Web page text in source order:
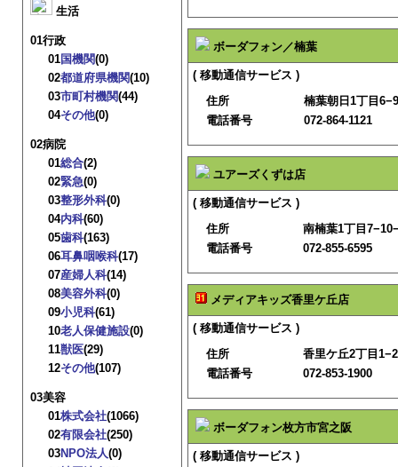
生活
01行政
01国機関(0)
02都道府県機関(10)
03市町村機関(44)
04その他(0)
02病院
01総合(2)
02緊急(0)
03整形外科(0)
04内科(60)
05歯科(163)
06耳鼻咽喉科(17)
07産婦人科(14)
08美容外科(0)
09小児科(61)
10老人保健施設(0)
11獣医(29)
12その他(107)
03美容
01株式会社(1066)
02有限会社(250)
03NPO法人(0)
ボーダフォン／楠葉
( 移動通信サービス )
住所
楠葉朝日1丁目
電話番号
072-864-1121
ユアーズくずは店
( 移動通信サービス )
住所
南楠葉1丁目
電話番号
072-855-6595
メディアキッズ香里ケ丘店
( 移動通信サービス )
住所
香里ケ丘2丁目
電話番号
072-853-1900
ボーダフォン枚方市宮之阪
( 移動通信サービス )